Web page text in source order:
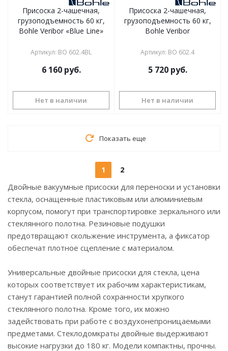
Присоска 2-чашечная,
грузоподъемность 60 кг,
Bohle Veribor «Blue Line»
Артикул: BO 602.4BL
6 160руб.
Нет в наличии
Присоска 2-чашечная,
грузоподъемность 60 кг,
Bohle Veribor
Артикул: BO 602.4
5 720руб.
Нет в наличии
Показать еще
1 2
Двойные вакуумные присоски для переноски и установки
стекла, оснащенные пластиковым или алюминиевым
корпусом, помогут при транспортировке зеркального или
стеклянного полотна. Резиновые подушки
предотвращают скольжение инструмента, а фиксатор
обеспечат плотное сцепление с материалом.
Универсальные двойные присоски для стекла, цена
которых соответствует их рабочим характеристикам,
станут гарантией полной сохранности хрупкого
стеклянного полотна. Кроме того, их можно
задействовать при работе с воздухонепроницаемыми
предметами. Стеклодомкраты двойные выдерживают
высокие нагрузки до 180 кг. Модели компактны, прочны.